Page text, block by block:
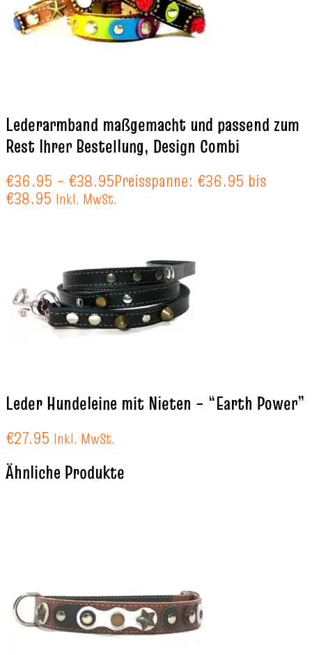
Lederarmband maßgemacht und passend zum
Rest Ihrer Bestellung, Design Combi
€36.95 – €38.95Preisspanne: €36.95 bis
€38.95 Inkl. MwSt.
Leder Hundeleine mit Nieten – “Earth Power”
€27.95 Inkl. MwSt.
Ähnliche Produkte